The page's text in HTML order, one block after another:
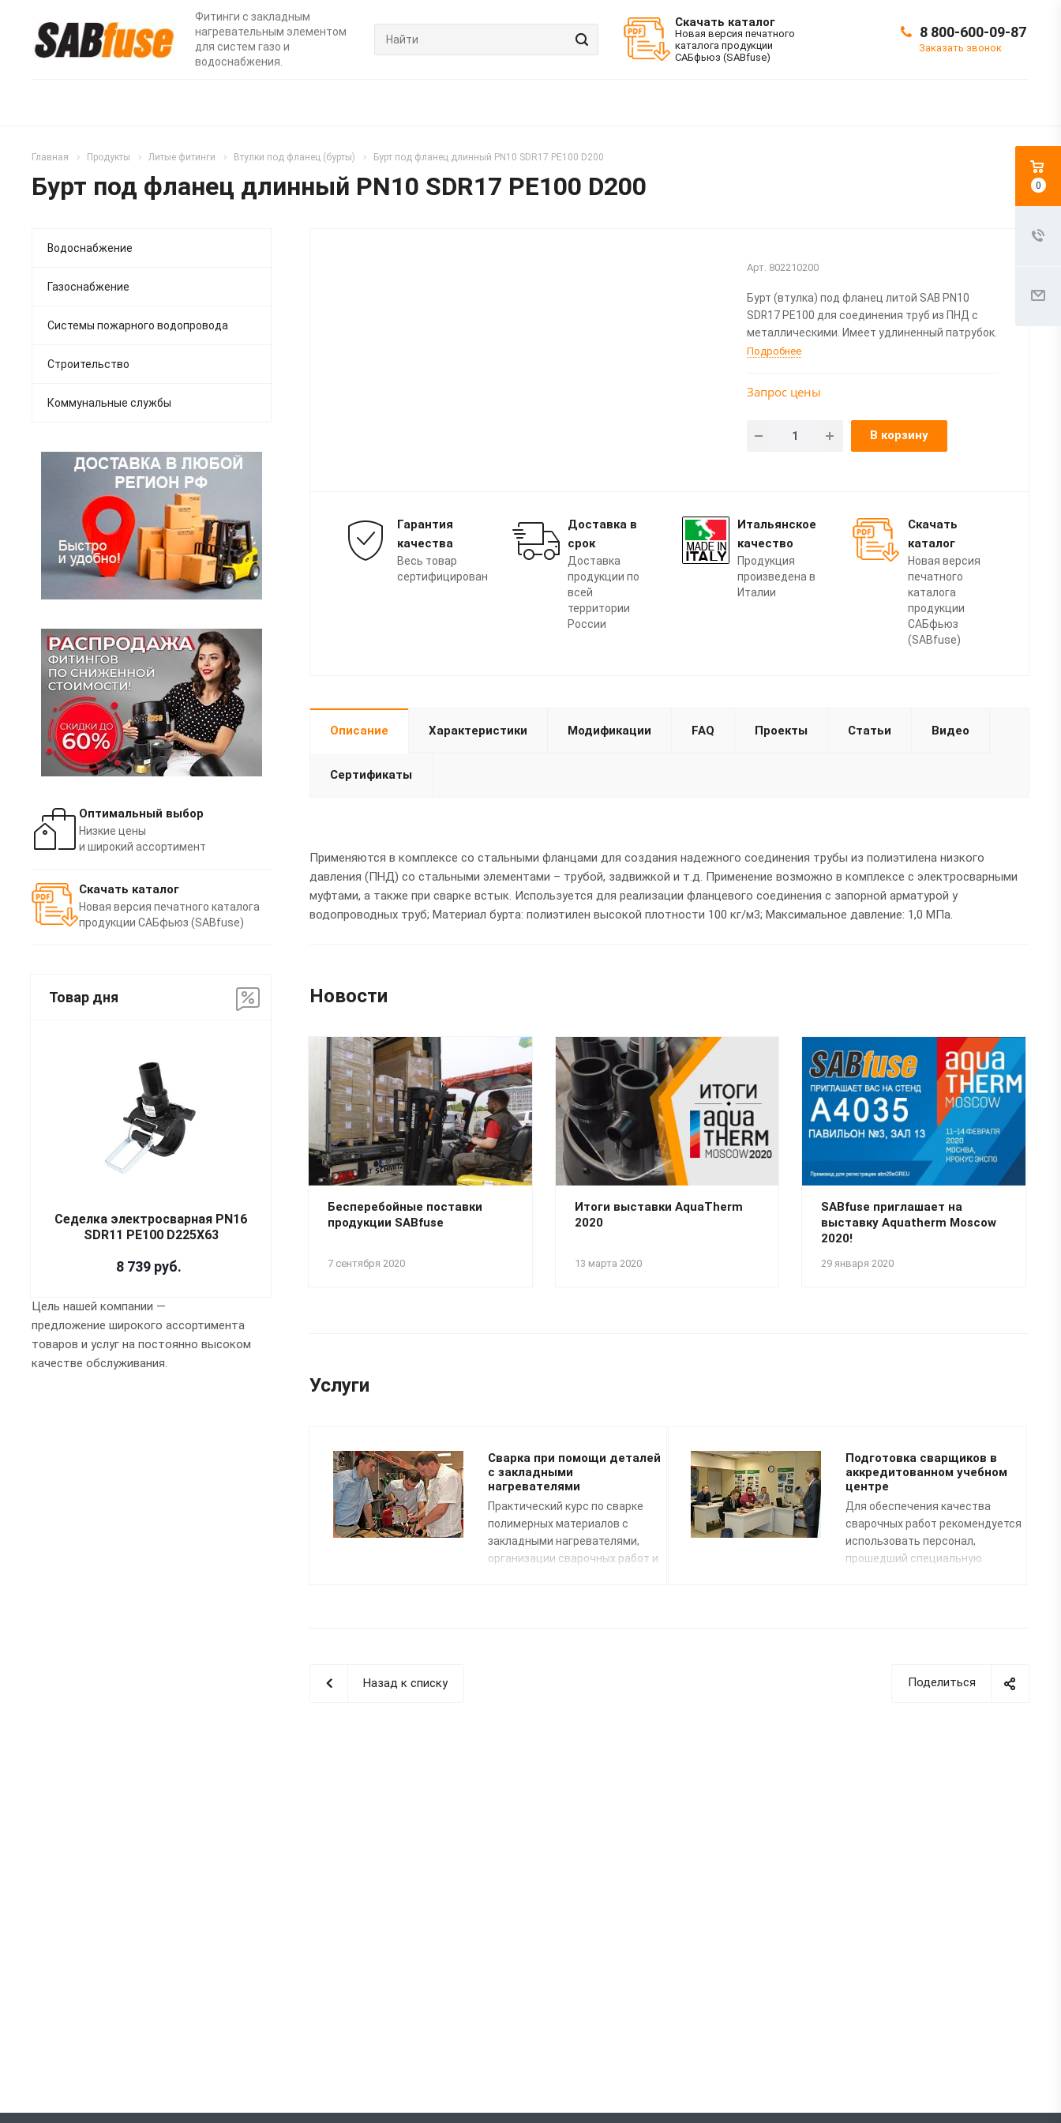
Фитинги с закладным
нагревательным элементом
для систем газо и
водоснабжения.
Скачать каталог
Новая версия печатного
каталога продукции
САБфьюз (SABfuse)
8 800-600-09-87
Заказать звонок
Главная Продукты Литые фитинги Втулки под фланец (бурты) Бурт под фланец длинный PN10 SDR17 PE100 D200
Бурт под фланец длинный PN10 SDR17 PE100 D200
Арт. 802210200
Бурт (втулка) под фланец литой SAB PN10
SDR17 PE100 для соединения труб из ПНД с
металлическими. Имеет удлиненный патрубок.
Подробнее
Запрос цены
В корзину
Гарантия
качества
Весь товар
сертифицирован
Доставка в
срок
Доставка
продукции по
всей
территории
России
Итальянское
качество
Продукция
произведена в
Италии
Скачать
каталог
Новая версия
печатного
каталога
продукции
САБфьюз
(SABfuse)
Описание Характеристики Модификации FAQ Проекты Статьи Видео
Сертификаты
Применяются в комплексе со стальными фланцами для создания надежного соединения трубы из полиэтилена низкого
давления (ПНД) со стальными элементами – трубой, задвижкой и т.д. Применение возможно в комплексе с электросварными
муфтами, а также при сварке встык. Используется для реализации фланцевого соединения с запорной арматурой у
водопроводных труб; Материал бурта: полиэтилен высокой плотности 100 кг/м3; Максимальное давление: 1,0 МПа.
Новости
7 сентября 2020
Бесперебойные поставки
продукции SABfuse
13 марта 2020
Итоги выставки AquaTherm
2020
29 января 2020
SABfuse приглашает на
выставку Aquatherm Moscow
2020!
Услуги
Сварка при помощи деталей
с закладными
нагревателями
Практический курс по сварке
полимерных материалов с
закладными нагревателями,
организации сварочных работ и
Подготовка сварщиков в
аккредитованном учебном
центре
Для обеспечения качества
сварочных работ рекомендуется
использовать персонал,
прошедший специальную
сварка полимерных
Поделиться
Назад к списку
Водоснабжение
Газоснабжение
Системы пожарного водопровода
Строительство
Коммунальные службы
Оптимальный выбор
Низкие цены
и широкий ассортимент
Скачать каталог
Новая версия печатного каталога
продукции САБфьюз (SABfuse)
Товар дня
Седелка электросварная PN16
SDR11 PE100 D225X63
8 739 руб.
Цель нашей компании —
предложение широкого ассортимента
товаров и услуг на постоянно высоком
качестве обслуживания.
0